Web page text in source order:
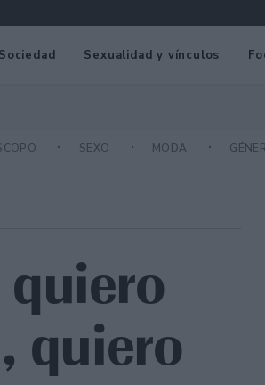
Sociedad Sexualidad y vínculos
SEXO MODA
quiero